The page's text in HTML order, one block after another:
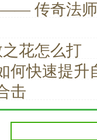
传奇法
花怎么打
何快速提升
击